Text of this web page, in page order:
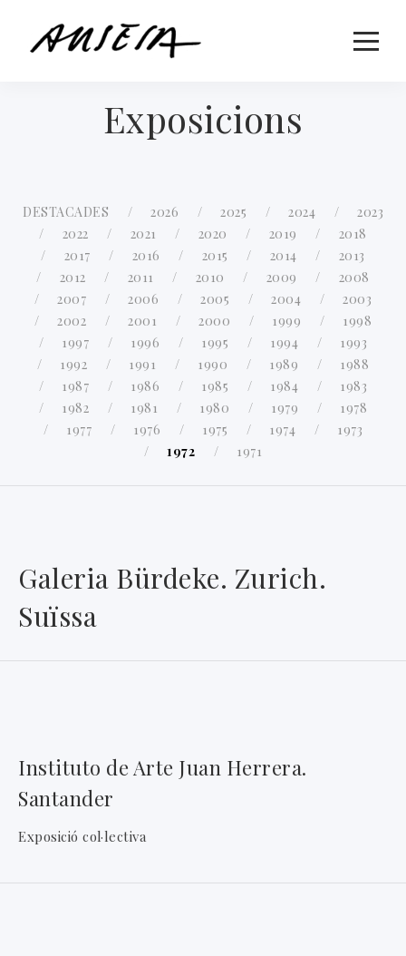
Exposicions
DESTACADES 2026 2025 2024
2023
2022
2021 2020 2019
2018
2017
2016 2015 2014
2013
2012
2011 2010 2009
2008
2007
2006 2005 2004
2003
2002
2001 2000 1999
1998
1997
1996 1995 1994
1993
1992
1991 1990 1989
1988
1987
1986 1985 1984
1983
1982
1981 1980 1979
1978
1977
1976 1975 1974
1973
1972
1971
Galeria Bürdeke. Zurich.
Suïssa
Instituto de Arte Juan Herrera.
Santander
Exposició col·lectiva